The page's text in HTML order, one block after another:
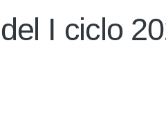
I ciclo